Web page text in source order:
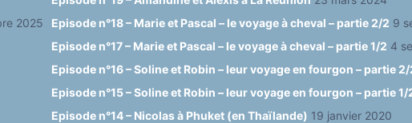
2025
Episode n°18 – Marie et Pascal – le voyage à cheval – partie 2/2 9
Episode n°17 – Marie et Pascal – le voyage à cheval – partie 1/2 4
Episode n°16 – Soline et Robin – leur voyage en fourgon – partie 2/
Episode n°15 – Soline et Robin – leur voyage en fourgon – partie 1/
Episode n°14 – Nicolas à Phuket (en Thaïlande) 19 janvier 2020